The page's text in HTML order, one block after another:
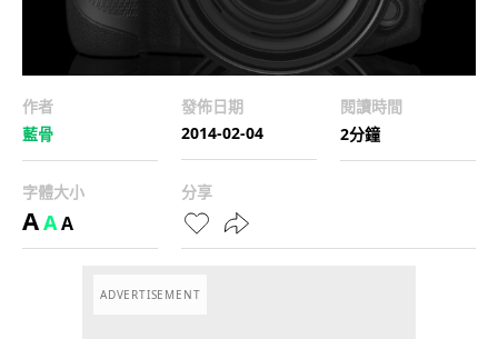
作者
藍骨
發佈日期
2014-02-04
閱讀時間
2分鐘
字體大小
AAA
分享
ADVERTISEMENT